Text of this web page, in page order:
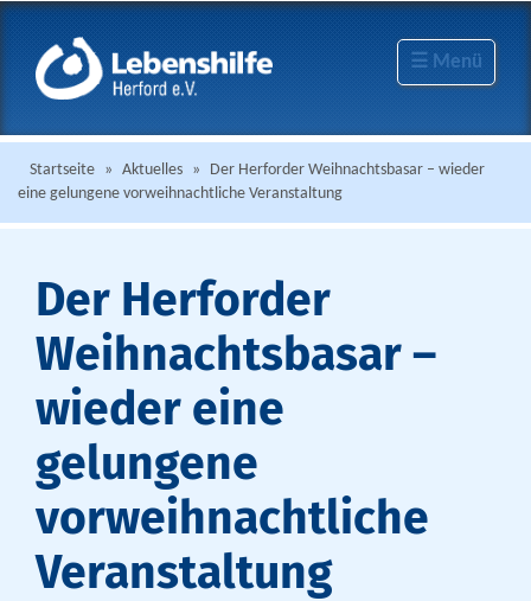
☰ Menü
Startseite » Aktuelles »
Der Herforder Weihnachtsbasar – wieder
eine gelungene vorweihnachtliche Veranstaltung
Der Herforder
Weihnachtsbasar –
wieder eine
gelungene
vorweihnachtliche
Veranstaltung